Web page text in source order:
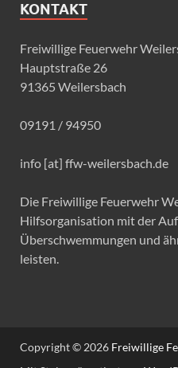
KONTAKT
Freiwillige Feuerwehr
Hauptstraße 26
91365 Weilersbach
09191 / 94950
info [at] ffw-weilersbach.de
Die Freiwillige Feuerwehr
Hilfsorganisation mit der
Überschwemmungen und
leisten.
Copyright © 2026 Freiwillige